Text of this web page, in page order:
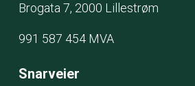
Brogata 7, 2000 Lillestrøm
991 587 454 MVA
Snarveier